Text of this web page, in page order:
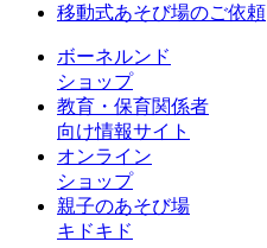
移動式あそび場のご依頼
ボーネルンド
ショップ
教育・保育関係者
向け情報サイト
オンライン
ショップ
親子のあそび場
キドキド